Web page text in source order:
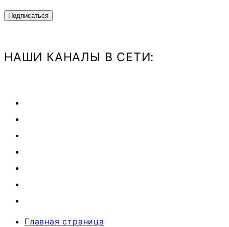
НАШИ КАНАЛЫ В СЕТИ:
Главная страница